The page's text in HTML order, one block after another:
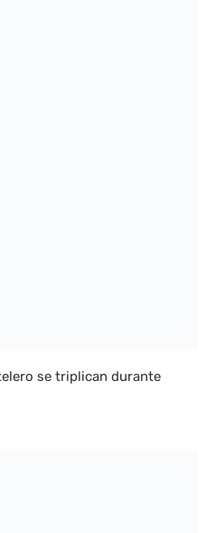
se triplican durante